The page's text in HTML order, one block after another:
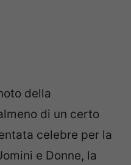
della
di un certo
celebre per la
e Donne, la